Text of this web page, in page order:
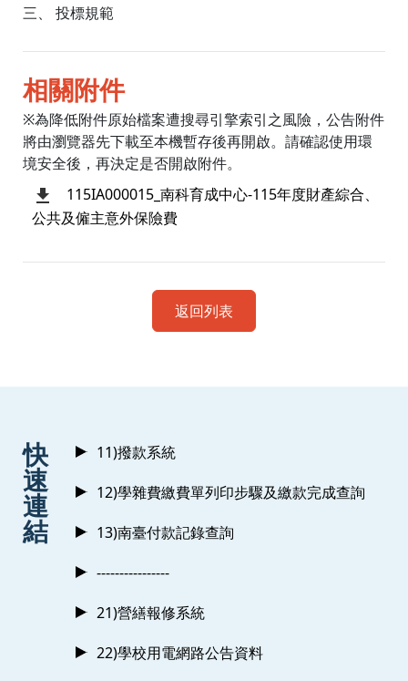
三、 投標規範
相關附件
※為降低附件原始檔案遭搜尋引擎索引之風險，公告附件
將由瀏覽器先下載至本機暫存後再開啟。請確認使用環
境安全後，再決定是否開啟附件。
115IA000015_南科育成中心-115年度財產綜合、
公共及僱主意外保險費
返回列表
快
速
連
結
11)撥款系統
12)學雜費繳費單列印步驟及繳款完成查詢
13)南臺付款記錄查詢
----------------
21)營繕報修系統
22)學校用電網路公告資料